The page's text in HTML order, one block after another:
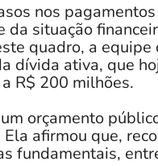
nos
situação
quadro, a equipe
dívida ativa, que
R$ 200 milhões.
orçamento
afirmou que,
fundamentais,